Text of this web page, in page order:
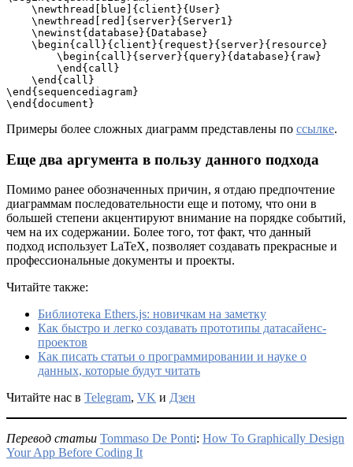
\end{sequencediagram}
\end{document}
Примеры более сложных диаграмм представлены по ссылке.
Еще два аргумента в пользу данного подхода
Помимо ранее обозначенных причин, я отдаю предпочтение
диаграммам последовательности еще и потому, что они в
большей степени акцентируют внимание на порядке событий,
чем на их содержании. Более того, тот факт, что данный
подход использует LaTeX, позволяет создавать прекрасные и
профессиональные документы и проекты.
Читайте также:
Библиотека Ethers.js: новичкам на заметку
Как быстро и легко создавать прототипы датасайенс-
проектов
Как писать статьи о программировании и науке о
данных, которые будут читать
Читайте нас в Telegram, VK и Дзен
Перевод статьи Tommaso De Ponti: How To Graphically Design
Your App Before Coding It